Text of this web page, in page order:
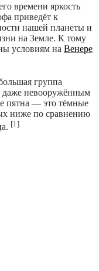
времени яркость
приведёт к
нашей планеты и
на Земле. К тому
условиям на Венере
группа
даже невооружённым
пятна — это тёмные
ниже по сравнению
[1]